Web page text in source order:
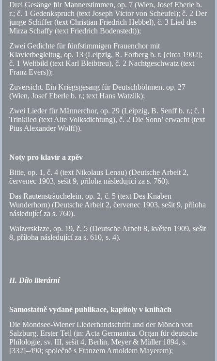
Drei Gesänge für Mannerstimmen,op. 7 (Wien, Josef Eberleb.
r.;č. 1 Gedenkspruch (text Joseph Victor von Scheufel);č. 2 Der
junge Schiffer (text Christian Friedrich Hebbel),č. 3 Lied des
Mirza Schaffy (text Friedrich Bodenstedt));
Zwei Gedichte für fünfstimmigen Frauenchor mit
Klavierbegleitug,op. 13 (Leipzig, R. Forbergb. r. [circa 1902];
č. 1 Weltbild (text Karl Bleibtreu),č. 2 Nachtgeschwatz (text
Franz Evers));
Zuversicht. Ein Kriegsgesang für Deutschböhmen,op. 27
(Wien, Josef Eberleb. r.; text Hans Watzlik);
Zwei Lieder für Männerchor,op. 29 (Leipzig, B. Senffb. r.;č. 1
Trinklied (text Alte Volksdichtung),č. 2 Die Sonn’ erwacht (text
Pius Alexander Wolff)).
Noty pro klavír a zpěv
Bitte,op. 1,č. 4 (text Nikolaus Lenau) (Deutsche Arbeit 2,
červenec 1903, sešit 9, příloha následující za s. 760).
Das Rautensträuchelein,op. 2,č. 5 (text Des Knaben
Wunderhorn) (Deutsche Arbeit 2, červenec 1903, sešit 9, příloha
následující za s. 760).
Walzerskizze,op. 19,č. 5 (Deutsche Arbeit 8, květen 1909, sešit
8, příloha následující za s. 610, s. 4).
II. Dílo literární
Samostatně vydané publikace, kapitoly v knihách
Die Mondsee-Wiener Liederhandschrift und der Mönch von
Salzburg. Erster Teil (in: Acta Germanica. Organ für deutsche
Philologie,sv. III, sešit 4, Berlin, Meyer & Müller 1894, s.
[332]–490; společně s Franzem Arnoldem Mayerem);